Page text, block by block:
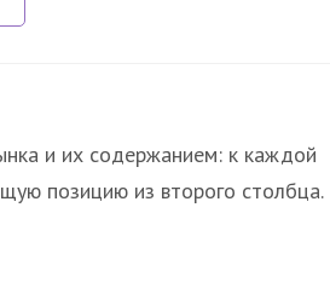
и их содержанием: к каждой
позицию из второго столбца.